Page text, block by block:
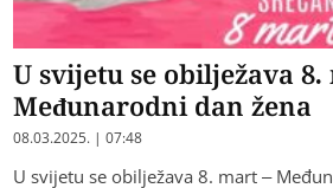
U svijetu se obilježava 8.
Međunarodni dan žena
08.03.2025. | 07:48
U svijetu se obilježava 8. mart –